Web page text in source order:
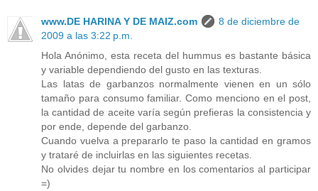
www.DE HARINA Y DE MAIZ.com
8 de diciembre de
2009 a las 3:22 p.m.
Hola Anónimo, esta receta del hummus es bastante básica
y variable dependiendo del gusto en las texturas.
Las latas de garbanzos normalmente vienen en un sólo
tamaño para consumo familiar. Como menciono en el post,
la cantidad de aceite varía según prefieras la consistencia y
por ende, depende del garbanzo.
Cuando vuelva a prepararlo te paso la cantidad en gramos
y trataré de incluirlas en las siguientes recetas.
No olvides dejar tu nombre en los comentarios al participar
=)